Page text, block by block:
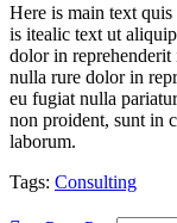
Here is main text
is itealic text ut
dolor in
nulla rure dolor in
eu fugiat nulla
non proident, sunt in
laborum.
Tags: Consulting